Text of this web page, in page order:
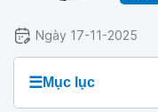
Ngày 17-11-2025
☰Mục lục